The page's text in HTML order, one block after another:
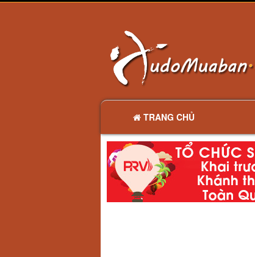
TRANG CHỦ